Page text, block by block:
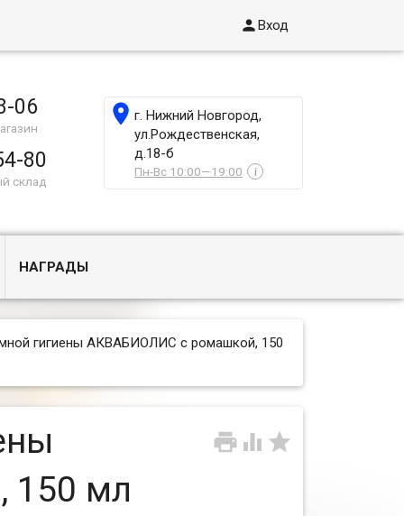
Вход
06
80
склад
г. Нижний Новгород,
ул.Рождественская,
д.18-б
Пн-Вс 10:00—19:00 i
НАГРАДЫ
гигиены АКВАБИОЛИС с ромашкой, 150
  
150 мл